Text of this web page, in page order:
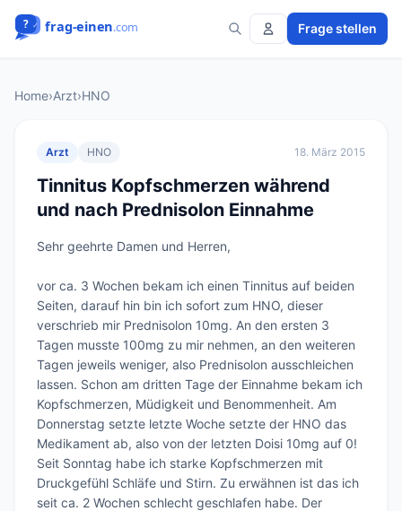
Frage stellen
Home›Arzt›HNO
Arzt HNO 18. März 2015
Tinnitus Kopfschmerzen während
und nach Prednisolon Einnahme
Sehr geehrte Damen und Herren,
vor ca. 3 Wochen bekam ich einen Tinnitus auf beiden
Seiten, darauf hin bin ich sofort zum HNO, dieser
verschrieb mir Prednisolon 10mg. An den ersten 3
Tagen musste 100mg zu mir nehmen, an den weiteren
Tagen jeweils weniger, also Prednisolon ausschleichen
lassen. Schon am dritten Tage der Einnahme bekam ich
Kopfschmerzen, Müdigkeit und Benommenheit. Am
Donnerstag setzte letzte Woche setzte der HNO das
Medikament ab, also von der letzten Doisi 10mg auf 0!
Seit Sonntag habe ich starke Kopfschmerzen mit
Druckgefühl Schläfe und Stirn. Zu erwähnen ist das ich
seit ca. 2 Wochen schlecht geschlafen habe. Der